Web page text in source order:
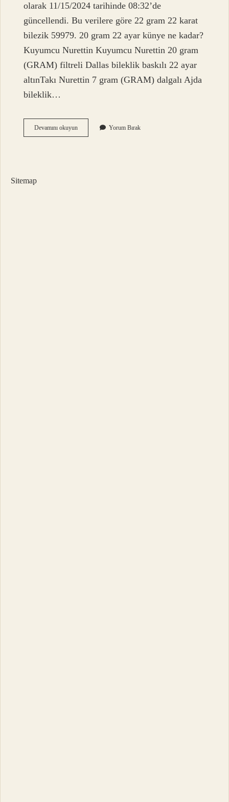
olarak 11/15/2024 tarihinde 08:32’de
güncellendi. Bu verilere göre 22 gram 22 karat
bilezik 59979. 20 gram 22 ayar künye ne kadar?
Kuyumcu Nurettin Kuyumcu Nurettin 20 gram
(GRAM) filtreli Dallas bileklik baskılı 22 ayar
altınTakı Nurettin 7 gram (GRAM) dalgalı Ajda
bileklik…
Devamını okuyun22
Ayar
Yorum Bırak
Sitemap